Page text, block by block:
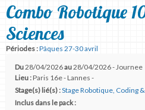
Combo Robotique
Sciences
Périodes :Pâques 27-30 avril
Du28/04/2026au28/04/2026 - Journee
Lieu :Paris 16e - Lannes -
Stage(s) lié(s) :Stage Robotique, Coding
Inclus dans le pack :